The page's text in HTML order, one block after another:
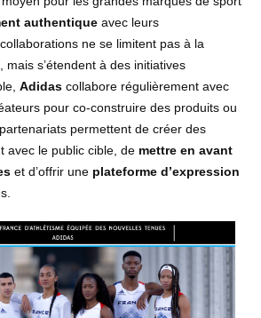
authentique avec leurs
ne se limitent pas à la
mais s’étendent à des initiatives
Adidas collabore régulièrement avec
pour co-construire des produits ou
permettent de créer des
avec le public cible, de mettre en avant
et d’offrir une plateforme d’expression